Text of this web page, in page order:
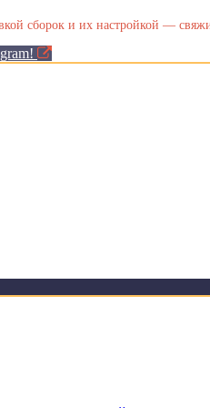
сборок и их настройкой —